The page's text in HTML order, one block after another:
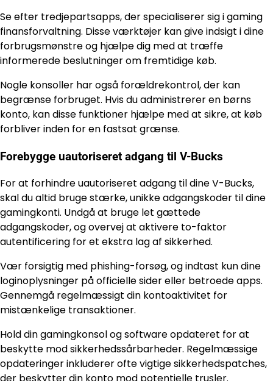
Se efter tredjepartsapps, der specialiserer sig i gaming
finansforvaltning. Disse værktøjer kan give indsigt i dine
forbrugsmønstre og hjælpe dig med at træffe
informerede beslutninger om fremtidige køb.
Nogle konsoller har også forældrekontrol, der kan
begrænse forbruget. Hvis du administrerer en børns
konto, kan disse funktioner hjælpe med at sikre, at køb
forbliver inden for en fastsat grænse.
Forebygge uautoriseret adgang til V-Bucks
For at forhindre uautoriseret adgang til dine V-Bucks,
skal du altid bruge stærke, unikke adgangskoder til dine
gamingkonti. Undgå at bruge let gættede
adgangskoder, og overvej at aktivere to-faktor
autentificering for et ekstra lag af sikkerhed.
Vær forsigtig med phishing-forsøg, og indtast kun dine
loginoplysninger på officielle sider eller betroede apps.
Gennemgå regelmæssigt din kontoaktivitet for
mistænkelige transaktioner.
Hold din gamingkonsol og software opdateret for at
beskytte mod sikkerhedssårbarheder. Regelmæssige
opdateringer inkluderer ofte vigtige sikkerhedspatches,